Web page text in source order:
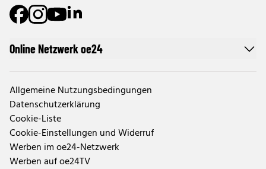
Online Netzwerk oe24
Allgemeine Nutzungsbedingungen
Datenschutzerklärung
Cookie-Liste
Cookie-Einstellungen und Widerruf
Werben im oe24-Netzwerk
Werben auf oe24TV